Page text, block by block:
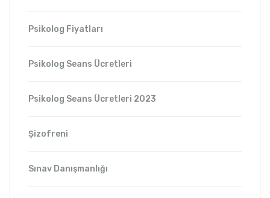
Psikolog Fiyatları
Psikolog Seans Ücretleri
Psikolog Seans Ücretleri 2023
Şizofreni
Sınav Danışmanlığı